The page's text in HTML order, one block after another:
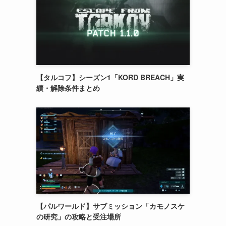
【タルコフ】シーズン1「KORD BREACH」実
績・解除条件まとめ
【パルワールド】サブミッション「カモノスケ
の研究」の攻略と受注場所